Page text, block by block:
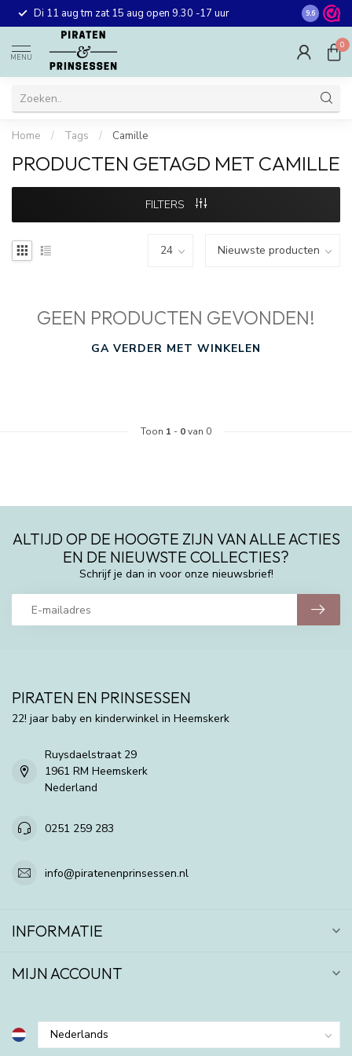
Di 11 aug tm zat 15 aug open 9.30 -17 uur Gratis
winkel in
9.6
MENU
0
Home / Tags / Camille
PRODUCTEN GETAGD MET CAMILLE
FILTERS
GEEN PRODUCTEN GEVONDEN!
GA VERDER MET WINKELEN
Toon 1 - 0van 0
ALTIJD OP DE HOOGTE ZIJN VAN ALLE ACTIES
EN DE NIEUWSTE COLLECTIES?
Schrijf je dan in voor onze nieuwsbrief!
PIRATEN EN PRINSESSEN
22! jaar baby en kinderwinkel in Heemskerk
Ruysdaelstraat 29
1961 RM Heemskerk
Nederland
0251 259 283
info@piratenenprinsessen.nl
INFORMATIE
MIJN ACCOUNT